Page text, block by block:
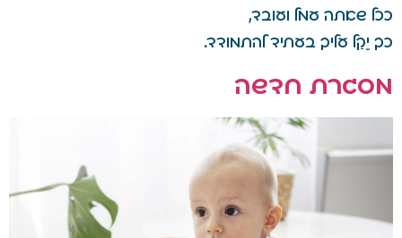
ככל שאתה עמל ועובד,
כך יֵקַל עליך בעתיד להתמודד.
מסגרת חדשה